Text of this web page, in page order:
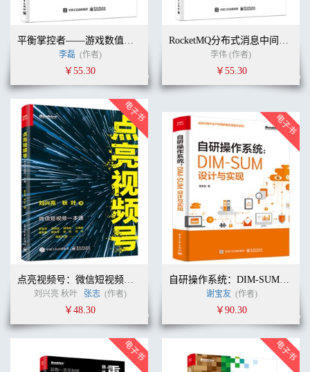
平衡掌控者——游戏数值经济设计
李磊 (作者)
￥55.30
RocketMQ分布式消息中间件：核心原理与最佳实践
李伟 (作者)
￥55.30
点亮视频号：微信短视频一本通
刘兴亮 秋叶 张志 (作者)
￥48.30
自研操作系统：DIM-SUM设计与实现
谢宝友 (作者)
￥90.30